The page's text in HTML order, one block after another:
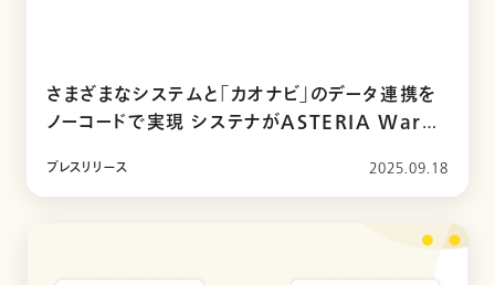
さまざまなシステムと「カオナビ」のデータ連携を
ノーコードで実現 システナがASTERIA Warp
オナビ」を提供開始 ～人材情報の連携・可視化
の推進でタレントデータ活用をさらに加速～
プレスリリース 2025.09.18